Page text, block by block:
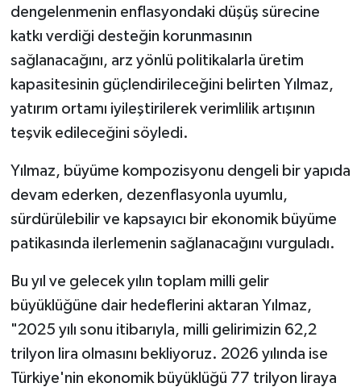
dengelenmenin enflasyondaki düşüş sürecine
katkı verdiği desteğin korunmasının
sağlanacağını, arz yönlü politikalarla üretim
kapasitesinin güçlendirileceğini belirten Yılmaz,
yatırım ortamı iyileştirilerek verimlilik artışının
teşvik edileceğini söyledi.
Yılmaz, büyüme kompozisyonu dengeli bir yapıda
devam ederken, dezenflasyonla uyumlu,
sürdürülebilir ve kapsayıcı bir ekonomik büyüme
patikasında ilerlemenin sağlanacağını vurguladı.
Bu yıl ve gelecek yılın toplam milli gelir
büyüklüğüne dair hedeflerini aktaran Yılmaz,
"2025 yılı sonu itibarıyla, milli gelirimizin 62,2
trilyon lira olmasını bekliyoruz. 2026 yılında ise
Türkiye'nin ekonomik büyüklüğü 77 trilyon liraya